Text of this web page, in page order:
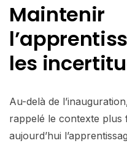
Maintenir
les
Au-delà de
rappelé le contexte plus
aujourd’hui